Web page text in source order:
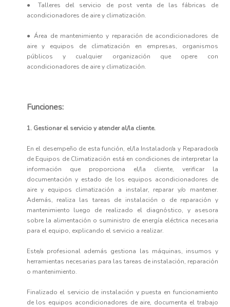
● Talleres del servicio de post venta de las fábricas de
acondicionadores de aire y climatización.
● Área de mantenimiento y reparación de acondicionadores de
aire y equipos de climatización en empresas, organismos
públicos y cualquier organización que opere con
acondicionadores de aire y climatización.
Funciones:
1. Gestionar el servicio y atender al/la cliente.
En el desempeño de esta función, el/la Instalador/a y Reparador/a
de Equipos de Climatización está en condiciones de interpretar la
información que proporciona el/la cliente, verificar la
documentación y estado de los equipos acondicionadores de
aire y equipos climatización a instalar, reparar y/o mantener.
Además, realiza las tareas de instalación o de reparación y
mantenimiento luego de realizado el diagnóstico, y asesora
sobre la alimentación o suministro de energía eléctrica necesaria
para el equipo, explicando el servicio a realizar.
Este/a profesional además gestiona las máquinas, insumos y
herramientas necesarias para las tareas de instalación, reparación
o mantenimiento.
Finalizado el servicio de instalación y puesta en funcionamiento
de los equipos acondicionadores de aire, documenta el trabajo